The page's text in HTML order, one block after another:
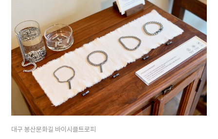
대구 봉산문화길 바이시클트로피